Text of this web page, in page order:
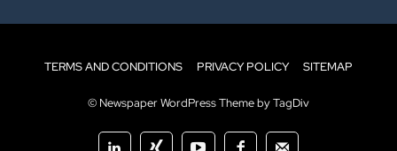
TERMS AND CONDITIONS PRIVACY POLICY SITEMAP
© Newspaper WordPress Theme by TagDiv